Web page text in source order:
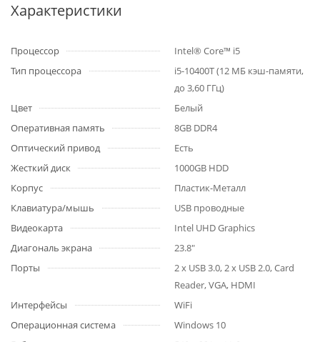
Характеристики
Процессор
Intel® Core™ i5
Тип процессора
i5-10400T (12 МБ кэш-памяти,
до 3,60 ГГц)
Цвет
Белый
Оперативная память
8GB DDR4
Оптический привод
Есть
Жесткий диск
1000GB HDD
Корпус
Пластик-Металл
Клавиатура/мышь
USB проводные
Видеокарта
Intel UHD Graphics
Диагональ экрана
23.8"
Порты
2 x USB 3.0, 2 x USB 2.0, Card
Reader, VGA, HDMI
Интерфейсы
WiFi
Операционная система
Windows 10